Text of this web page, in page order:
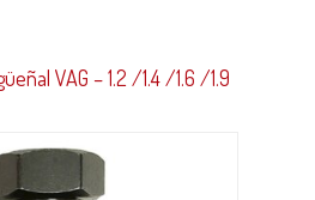
VAG – 1.2 /1.4 /1.6 /1.9